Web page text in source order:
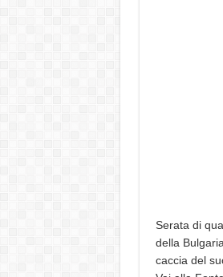
Serata di
della
caccia del